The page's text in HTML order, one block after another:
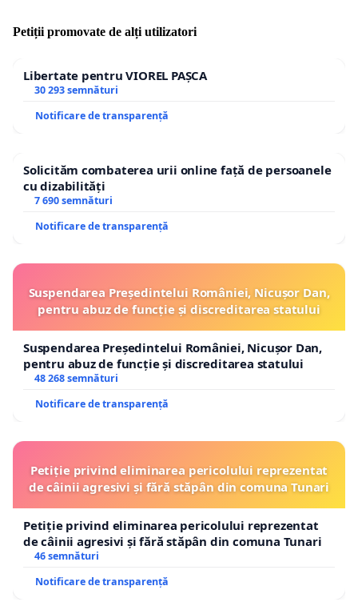
Petiții promovate de alți utilizatori
Libertate pentru VIOREL PAȘCA
30 293 semnături
Notificare de transparență
Solicităm combaterea urii online față de persoanele
cu dizabilități
7 690 semnături
Notificare de transparență
Suspendarea Președintelui României, Nicușor Dan,
pentru abuz de funcție și discreditarea statului
Suspendarea Președintelui României, Nicușor Dan,
pentru abuz de funcție și discreditarea statului
48 268 semnături
Notificare de transparență
Petiție privind eliminarea pericolului reprezentat
de câinii agresivi și fără stăpân din comuna Tunari
Petiție privind eliminarea pericolului reprezentat
de câinii agresivi și fără stăpân din comuna Tunari
46 semnături
Notificare de transparență